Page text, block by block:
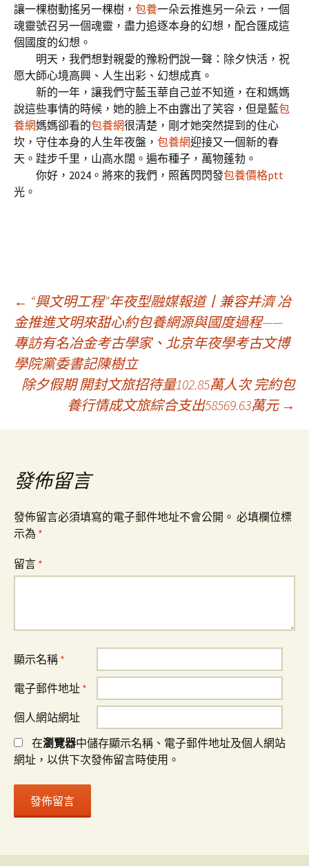
讓一棵樹動搖另一棵樹， 包養一朵云推進另一朵云，一個
魂靈號召另一個魂靈，盡力追逐本身的幻想，配合匯成這
個國度的幻想。
明天，我們想對親愛的豫粉們說一聲：除夕快活，祝
愿大師心境高興、人生出彩、幻想成真。
新的一年，讓我們守藍玉華自己並不知道，在和媽媽
說這些事情的時候，她的臉上不由露出了笑容，但是藍包
養網媽媽卻看的包養網很清楚，剛才她突然提到的住心
坎，守住本身的人生年夜盤， 包養網迎接又一個新的春
天。跬步千里，山高水闊。遍布種子，萬物蓬勃。
你好，2024。將來的我們，照舊閃閃發包養價格ptt
光。
文
章
導
覽
← “興文明工程”年夜型融媒報道丨兼容并濟 冶
金推進文明來甜心約包養網源與國度過程——
專訪有名冶金考古學家、北京年夜學考古文博
學院黨委書記陳樹立
除夕假期 開封文旅招待量102.85萬人次 完約包
養行情成文旅綜合支出58569.63萬元 →
發佈留言
發佈留言必須填寫的電子郵件地址不會公開。 必填欄位標
示為 *
留言 *
顯示名稱 *
電子郵件地址 *
個人網站網址
在瀏覽器中儲存顯示名稱、電子郵件地址及個人網站
網址，以供下次發佈留言時使用。